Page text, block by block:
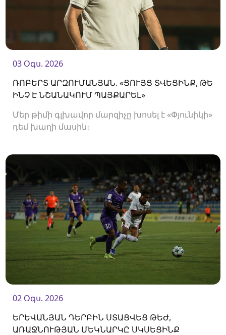
03 Օգս. 2026
ՌՈԲԵՐՏ ԱՐԶՈՒՄԱՆՅԱՆ. «ՑՈՒՅՑ ՏՎԵՑԻՆՔ, ԹԵ
ԻՆՉ Է ՆՇԱՆԱԿՈՒՄ ՊԱՅՔԱՐԵԼ»
Մեր թիմի գլխավոր մարզիչը խոսել է «Փյունիկի»
դեմ խաղի մասին։
02 Օգս. 2026
ԵՐԵՎԱՆՅԱՆ ԴԵՐԲԻՆ ՍՏԱՑՎԵՑ ԹԵԺ,
ԱՌԱՋՆՈՒԹՅԱՆ ՄԵԿՆԱՐԿԸ ՍԿՍԵՑԻՆՔ